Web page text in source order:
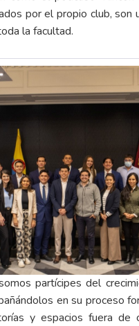
por el propio club,
la facultad.
partícipes del
en su proceso
y espacios fuera de